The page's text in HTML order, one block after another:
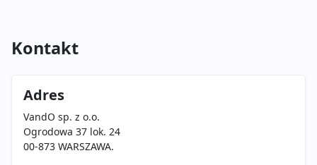
Kontakt
Adres
VandO sp. z o.o.
Ogrodowa 37 lok. 24
00-873 WARSZAWA.